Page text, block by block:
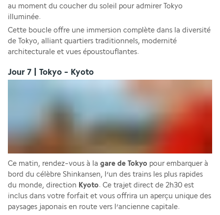
au moment du coucher du soleil pour admirer Tokyo
illuminée.
Cette boucle offre une immersion complète dans la diversité
de Tokyo, alliant quartiers traditionnels, modernité
architecturale et vues époustouflantes.
Jour 7 | Tokyo - Kyoto
Ce matin, rendez-vous à la gare de Tokyo pour embarquer à
bord du célèbre Shinkansen, l’un des trains les plus rapides
du monde, direction Kyoto. Ce trajet direct de 2h30 est
inclus dans votre forfait et vous offrira un aperçu unique des
paysages japonais en route vers l’ancienne capitale.